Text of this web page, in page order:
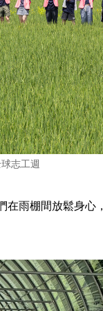
志工週
在雨棚間放鬆身心